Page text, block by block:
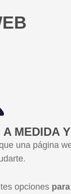
MEDIDA
una página
opciones